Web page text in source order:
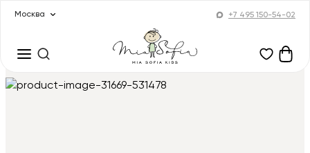
Москва +7 495 150-54-02